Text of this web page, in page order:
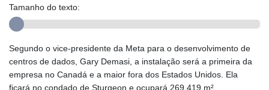
Tamanho do texto:
Segundo o vice-presidente da Meta para o desenvolvimento de
centros de dados, Gary Demasi, a instalação será a primeira da
empresa no Canadá e a maior fora dos Estados Unidos. Ela
ficará no condado de Sturgeon e ocupará 269.419 m².